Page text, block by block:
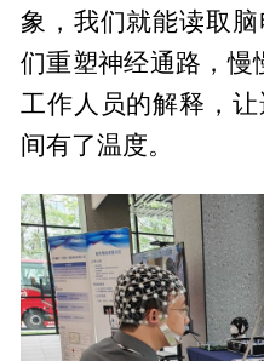
象，我们就能读取
们重塑神经通路，慢
工作人员的解释，
间有了温度。